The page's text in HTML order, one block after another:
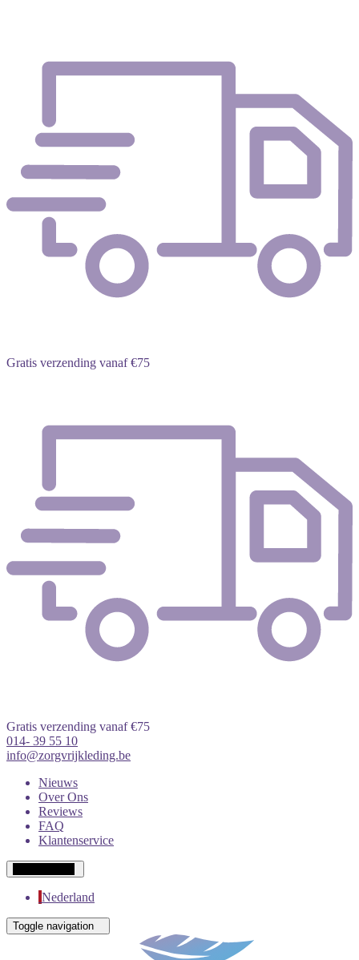
Gratis verzending vanaf €75
Gratis verzending vanaf €75
014- 39 55 10
info@zorgvrijkleding.be
Nieuws
Over Ons
Reviews
FAQ
Klantenservice
Nederland
Toggle navigation